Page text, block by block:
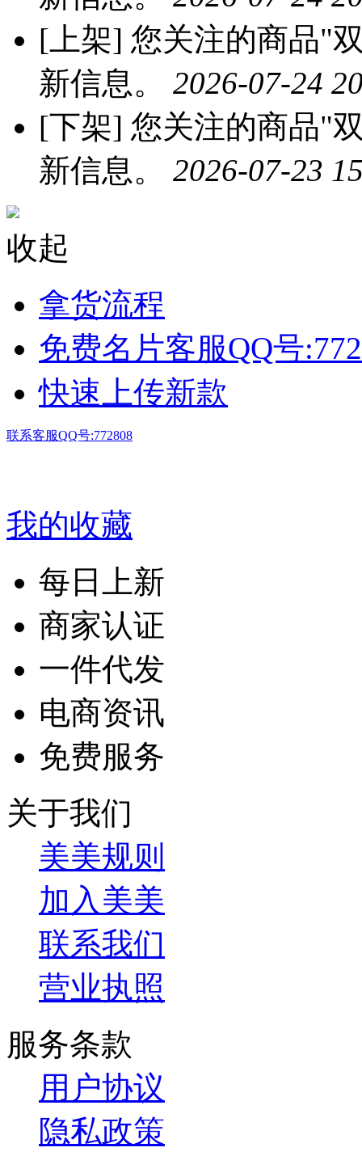
[上架] 您关注的商品"
新信息。 2026-07-24
[下架] 您关注的商品"
新信息。 2026-07-23
收起
拿货流程
免费名片客服QQ号
快速上传新款
联系客服QQ号:772808
我的收藏
每日上新
商家认证
一件代发
电商资讯
免费服务
关于我们
美美规则
加入美美
联系我们
营业执照
服务条款
用户协议
隐私政策